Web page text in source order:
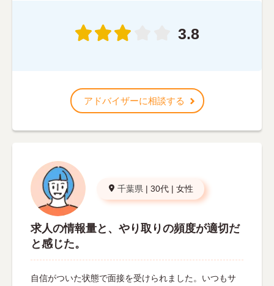
3.8
アドバイザーに相談する
千葉県 | 30代 | 女性
求人の情報量と、やり取りの頻度が適切だ
と感じた。
自信がついた状態で面接を受けられました。いつもサ